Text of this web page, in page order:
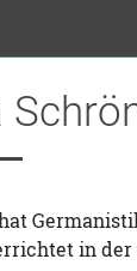
in der